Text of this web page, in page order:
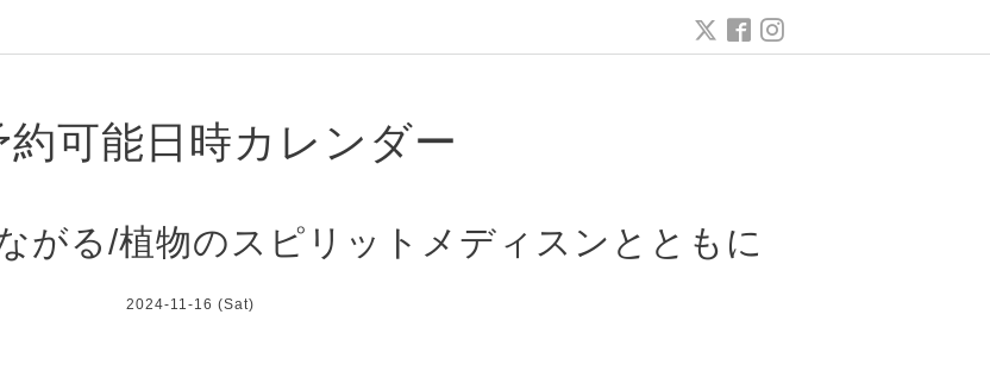
約可能日時カレンダー
がる/植物のスピリットメディスンとともに
2024-11-16 (Sat)